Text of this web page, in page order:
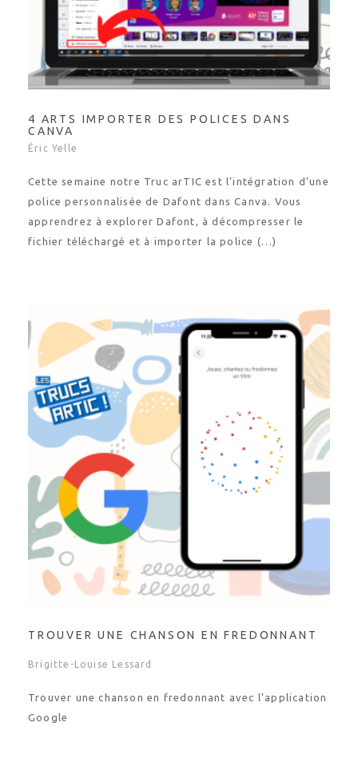
4 ARTS IMPORTER DES POLICES DANS
CANVA
Éric Yelle
Cette semaine notre Truc arTIC est l’intégration d’une
police personnalisée de Dafont dans Canva. Vous
apprendrez à explorer Dafont, à décompresser le
fichier téléchargé et à importer la police (…)
TROUVER UNE CHANSON EN FREDONNANT
Brigitte-Louise Lessard
Trouver une chanson en fredonnant avec l’application
Google